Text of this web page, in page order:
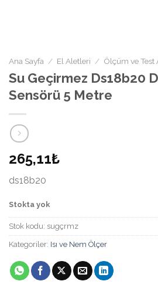
Ana Sayfa / El Aletleri / Ölçüm ve Test
Su Geçirmez Ds18b20
Sensörü 5 Metre
265,11₺
ds18b20
Stokta yok
Stok kodu: sugçrmz
Kategoriler: Isı ve Nem Ölçer